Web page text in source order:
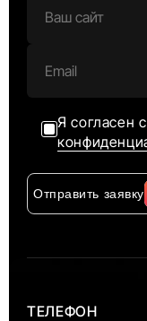
Я согласен
Отправить заявку
ТЕЛЕФОН